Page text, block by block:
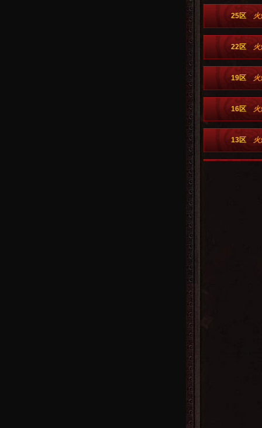
25区
22区
19区
16区
13区